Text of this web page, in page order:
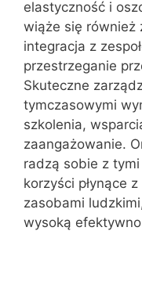
elastyczność i
wiąże się również
integracja z
przestrzeganie
Skuteczne
tymczasowymi
szkolenia,
zaangażowanie.
radzą sobie z
korzyści płynące
zasobami
wysoką